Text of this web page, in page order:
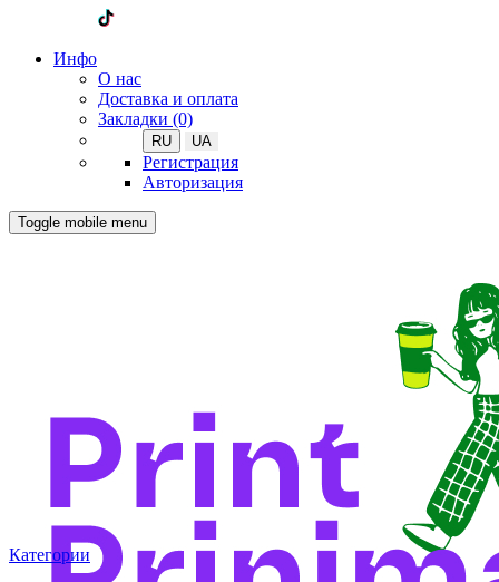
Инфо
О нас
Доставка и оплата
Закладки (0)
RU UA
Регистрация
Авторизация
Toggle mobile menu
Категории